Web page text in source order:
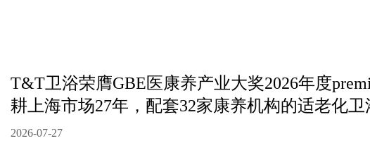
T&T卫浴荣膺GBE医康养产业大奖2026年度
耕上海市场27年，配套32家康养机构的适老化卫
2026-07-27